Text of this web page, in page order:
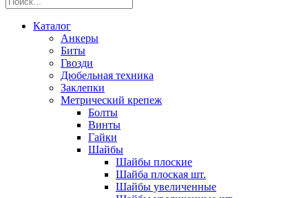
Каталог
Анкеры
Биты
Гвозди
Дюбельная техника
Заклепки
Метрический крепеж
Болты
Винты
Гайки
Шайбы
Шайбы плоские
Шайба плоская шт.
Шайбы увеличенные